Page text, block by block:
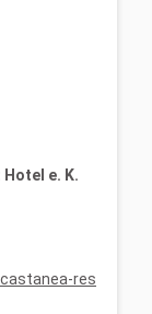
e. K.
res